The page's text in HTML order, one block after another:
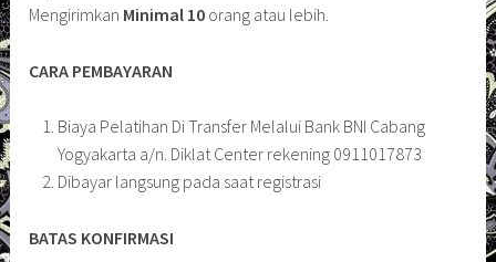
Mengirimkan Minimal 10 orang atau lebih.
CARA PEMBAYARAN
Biaya Pelatihan Di Transfer Melalui Bank BNI Cabang
Yogyakarta a/n. Diklat Center rekening 0911017873
Dibayar langsung pada saat registrasi
BATAS KONFIRMASI